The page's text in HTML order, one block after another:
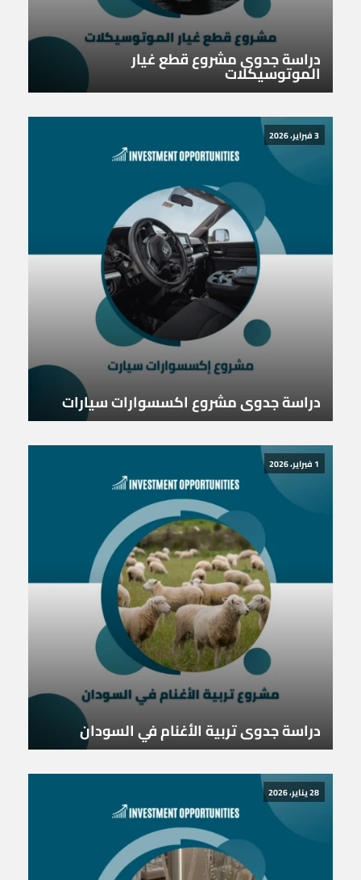
دراسة جدوى مشروع قطع غيار
الموتوسيكلات
3 فبراير، 2026
دراسة جدوى مشروع اكسسوارات سيارات
1 فبراير، 2026
دراسة جدوى تربية الأغنام في السودان
28 يناير، 2026